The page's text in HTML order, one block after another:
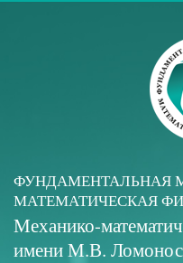
ФУНДАМЕНТАЛЬНАЯ
МАТЕМАТИЧЕСКАЯ
Механико-
имени М.В.